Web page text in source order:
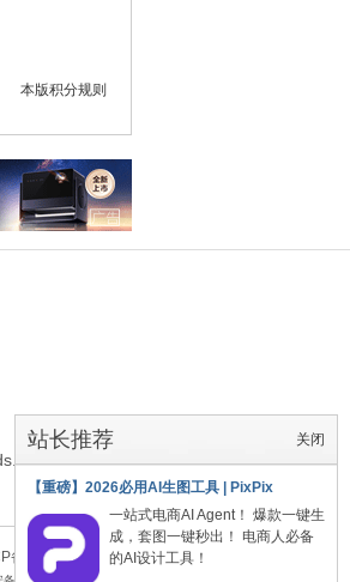
本版积分规则
关闭
站长推荐
【重磅】2026必用AI生图工具 | PixPix
一站式电商AI Agent！ 爆款一键生
成，套图一键秒出！ 电商人必备
的AI设计工具！
备2023012627号 )